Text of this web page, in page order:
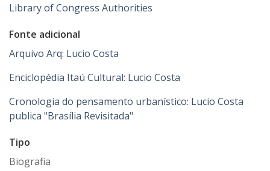
Library of Congress Authorities
Fonte adicional
Arquivo Arq: Lucio Costa
Enciclopédia Itaú Cultural: Lucio Costa
Cronologia do pensamento urbanístico: Lucio Costa
publica "Brasília Revisitada"
Tipo
Biografia